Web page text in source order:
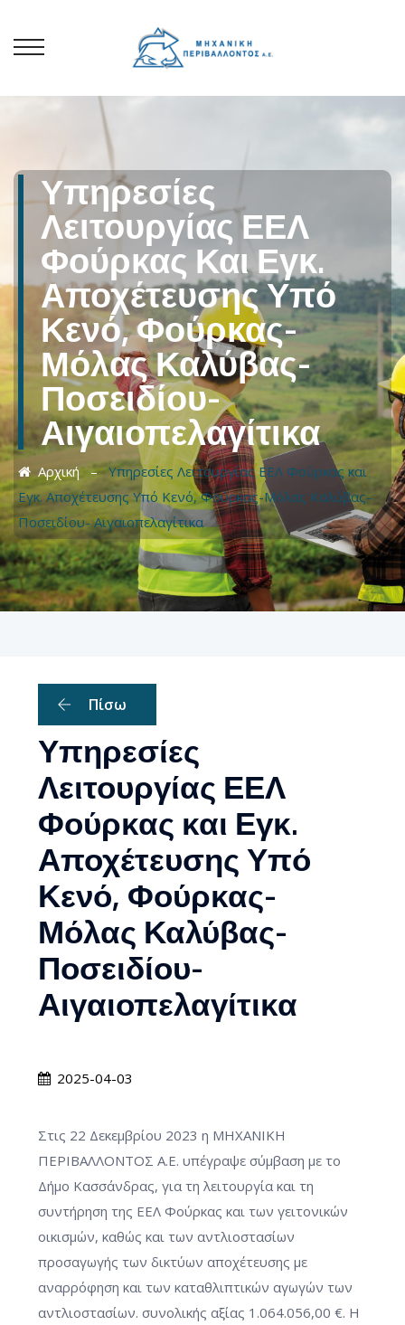
Υπηρεσίες
Λειτουργίας ΕΕΛ
Φούρκας Και Εγκ.
Αποχέτευσης Υπό
Κενό, Φούρκας-
Μόλας Καλύβας-
Ποσειδίου-
Αιγαιοπελαγίτικα
Αρχική – Υπηρεσίες Λειτουργίας ΕΕΛ Φούρκας και
Εγκ. Αποχέτευσης Υπό Κενό, Φούρκας-Μόλας Καλύβας-
Ποσειδίου- Αιγαιοπελαγίτικα
Πίσω
Υπηρεσίες
Λειτουργίας ΕΕΛ
Φούρκας και Εγκ.
Αποχέτευσης Υπό
Κενό, Φούρκας-
Μόλας Καλύβας-
Ποσειδίου-
Αιγαιοπελαγίτικα
2025-04-03
Στις 22 Δεκεμβρίου 2023 η ΜΗΧΑΝΙΚΗ
ΠΕΡΙΒΑΛΛΟΝΤΟΣ Α.Ε. υπέγραψε σύμβαση με το
Δήμο Κασσάνδρας, για τη λειτουργία και τη
συντήρηση της ΕΕΛ Φούρκας και των γειτονικών
οικισμών, καθώς και των αντλιοστασίων
προσαγωγής των δικτύων αποχέτευσης με
αναρρόφηση και των καταθλιπτικών αγωγών των
αντλιοστασίων. συνολικής αξίας 1.064.056,00 €. Η